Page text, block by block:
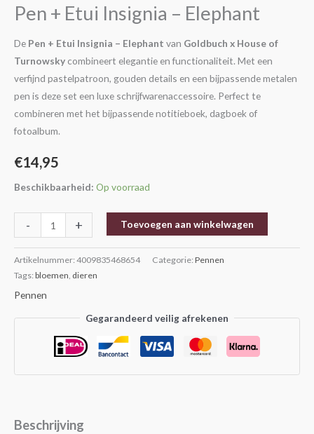
Pen + Etui Insignia – Elephant
De Pen + Etui Insignia – Elephant van Goldbuch x House of
Turnowsky combineert elegantie en functionaliteit. Met een
verfijnd pastelpatroon, gouden details en een bijpassende metalen
pen is deze set een luxe schrijfwarenaccessoire. Perfect te
combineren met het bijpassende notitieboek, dagboek of
fotoalbum.
€14,95
Beschikbaarheid: Op voorraad
-
aantal
+ Toevoegen aan winkelwagen
Artikelnummer: 4009835468654 Categorie: Pennen
Tags: bloemen, dieren
Pennen
Gegarandeerd veilig afrekenen
Beschrijving